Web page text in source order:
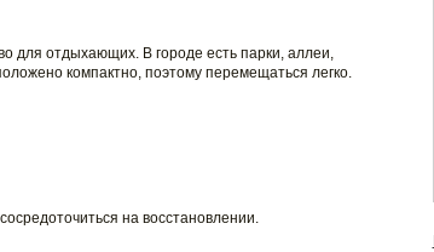
для отдыхающих. В городе есть парки, аллеи,
компактно, поэтому перемещаться легко.
на восстановлении.